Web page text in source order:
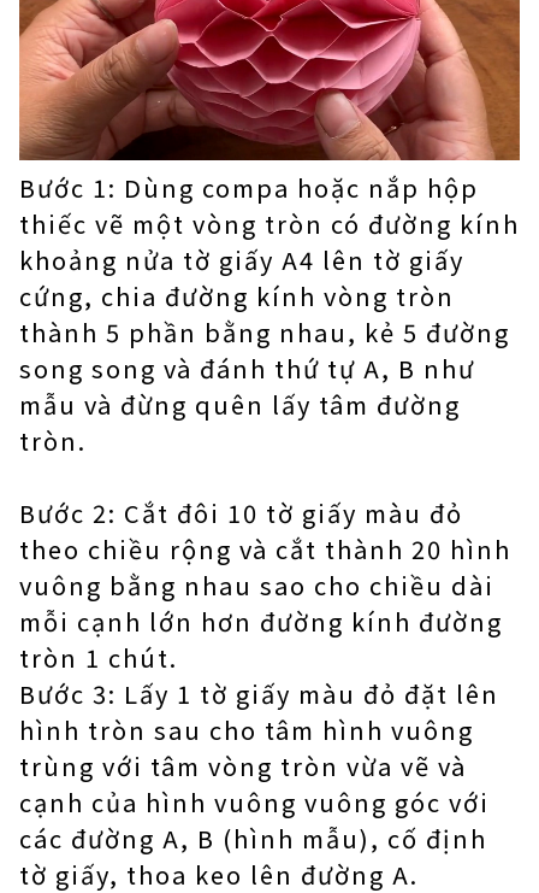
Bước 1: Dùng compa hoặc nắp hộp
thiếc vẽ một vòng tròn có đường kính
khoảng nửa tờ giấy A4 lên tờ giấy
cứng, chia đường kính vòng tròn
thành 5 phần bằng nhau, kẻ 5 đường
song song và đánh thứ tự A, B như
mẫu và đừng quên lấy tâm đường
tròn.
Bước 2: Cắt đôi 10 tờ giấy màu đỏ
theo chiều rộng và cắt thành 20 hình
vuông bằng nhau sao cho chiều dài
mỗi cạnh lớn hơn đường kính đường
tròn 1 chút.
Bước 3: Lấy 1 tờ giấy màu đỏ đặt lên
hình tròn sau cho tâm hình vuông
trùng với tâm vòng tròn vừa vẽ và
cạnh của hình vuông vuông góc với
các đường A, B (hình mẫu), cố định
tờ giấy, thoa keo lên đường A.